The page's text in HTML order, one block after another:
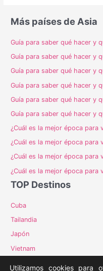
Más países de Asia
Guía para saber qué hacer y
Guía para saber qué hacer y
Guía para saber qué hacer y
Guía para saber qué hacer y
Guía para saber qué hacer y
Guía para saber qué hacer y
¿Cuál es la mejor época para
¿Cuál es la mejor época para
¿Cuál es la mejor época para
¿Cuál es la mejor época para
TOP Destinos
Cuba
Tailandia
Japón
Vietnam
Utilizamos cookies para